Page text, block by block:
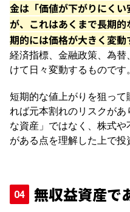
金は「価値が下がりにく
が、これはあくまで長期
期的には価格が大きく変
経済指標、金融政策、為
けて日々変動するものです。
短期的な値上がりを狙っ
れば元本割れのリスクが
な資産」ではなく、株式
がある点を理解した上で投
無収益資産で